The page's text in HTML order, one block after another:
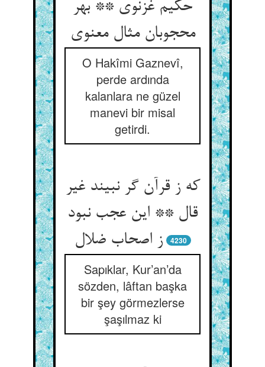
حکیم غزنوی ** بهر
محجوبان مثال معنوی
O Hakîmi Gaznevî,
perde ardında
kalanlara ne güzel
manevi bir misal
getirdi.
که ز قرآن گر نبیند غیر
قال ** این عجب نبود
ز اصحاب ضلال
4230
Sapıklar, Kur’an’da
sözden, lâftan başka
bir şey görmezlerse
şaşılmaz ki